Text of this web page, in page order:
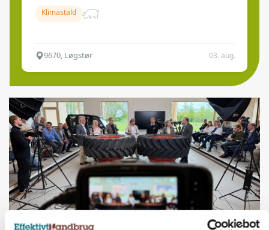
Klimastald
9670, Løgstør 03. aug.